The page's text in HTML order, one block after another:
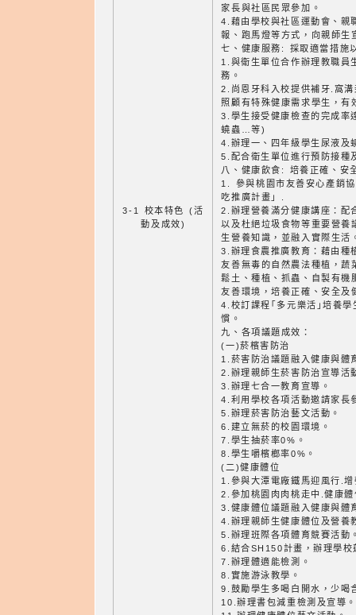
3-1 校本特色 (活
動及成效)
家長與社區民眾參加。
4.藉由學校與社區運動會、親
報、跑馬燈等方式，向親師生
七、健康服務: 採取適當措施
1.與衛生單位合作辦理教職員
務。
2.尚恩牙科入校提供補牙.窩
照顧有特殊健康需求學生，有
3.學生接受健康檢查的完成率
蟯蟲…等)
4.辦理一、四年級學生尿液及
5.配合衛生單位進行預防接種
八、健康飲食: 培養正確、安
1. 參與桃園市友善安心產銷
吃推廣計畫」.
2.辦理營養滿分健康講座：配
以及杜絕垃圾食物等重要營養
生營養知識，並融入實際生活
3.辦理食農推廣教育：藉由種
友善無毒的自然農法種植，蔬
鬆土、種植、抓蟲、自製有機
友善環境，培養正確、安全及
4.校訂課程｢多元樂活｣培養
慣。
九、各項議題成效：
(一)菸檳害防治
1.菸害防治議題融入健康與體
2.辦理親師生菸害防治宣導活
3.辦理七合一教育宣導。
4.利用學校各項活動邀請家長
5.辦理菸害防治藝文活動。
6.建立無菸的校園環境。
7.學生抽菸率0%。
8.學生嚼檳榔率0%。
(二)健康體位
1.參與大潭電廠鐵馬迎風行.
2.參加桃園肉肉桃走中.健康
3.健康體位議題融入健康與體
4.辦理親師生健康體位及營養
5.辦理班際各項體育競賽活動
6.結合SH150計畫，辦理學校
7.辦理體適能檢測。
8.實施游泳教學。
9.鼓勵學生多喝白開水，少喝
10.辦理書包減重檢測及宣導。